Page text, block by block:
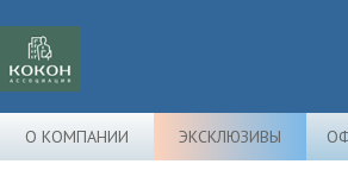
О КОМПАНИИ ЭКСКЛЮЗИВЫ